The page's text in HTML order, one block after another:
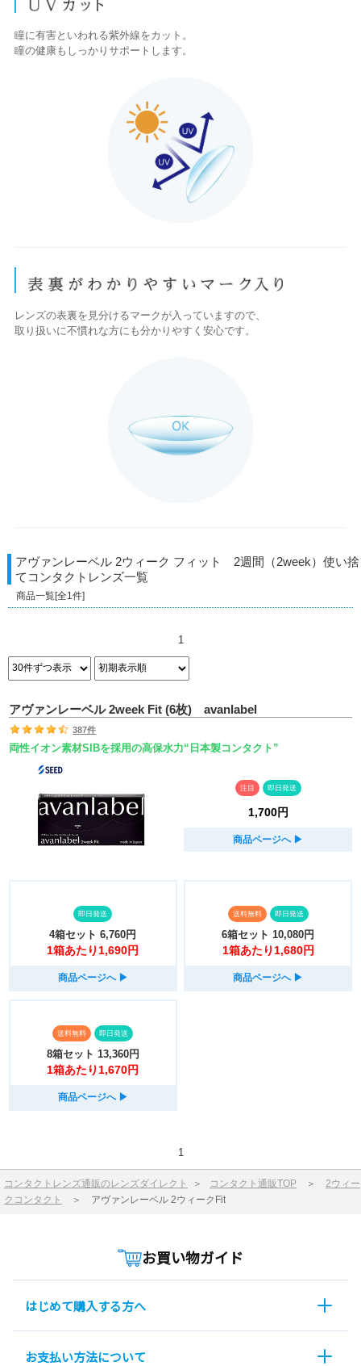
瞳に有害といわれる紫外線をカット。
瞳の健康もしっかりサポートします。
レンズの表裏を見分けるマークが入っていますので、
取り扱いに不慣れな方にも分かりやすく安心です。
アヴァンレーベル 2ウィーク フィット 2週間（2week）使い捨
てコンタクトレンズ一覧
商品一覧[全1 件]
1
アヴァンレーベル 2week Fit (6枚) avanlabel
387件
両性イオン素材SIBを採用の高保水力“日本製コンタクト”
注目 即日発送
1,700円
商品ページへ ▶︎
即日発送
4箱セット 6,760円
1箱あたり1,690円
商品ページへ ▶︎
送料無料 即日発送
6箱セット 10,080円
1箱あたり1,680円
商品ページへ ▶︎
送料無料 即日発送
8箱セット 13,360円
1箱あたり1,670円
商品ページへ ▶︎
1
コンタクトレンズ通販のレンズダイレクト ＞ コンタクト通販TOP ＞ 2ウィー
クコンタクト
＞ アヴァンレーベル 2ウィークFit
お買い物ガイド
はじめて購入する方へ
お支払い方法について